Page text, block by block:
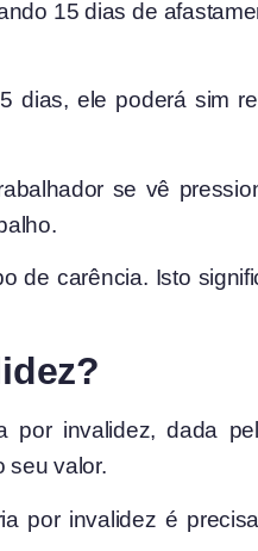
15 dias de
dias, ele poderá sim
se vê
de carência. Isto
por invalidez, dada
seu valor.
por invalidez é